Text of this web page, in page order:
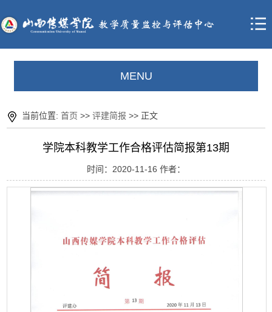
MENU
当前位置:首页 >>评建简报 >> 正文
学院本科教学工作合格评估简报第13期
时间：2020-11-16 作者：